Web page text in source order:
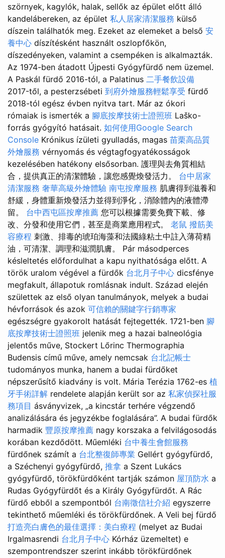
szörnyek, kagylók, halak, sellők az épület előtt álló
kandelábereken, az épület 私人居家清潔服務 külső
díszein találhatók meg. Ezeket az elemeket a belső 安
養中心 díszítésként használt oszlopfőkön,
díszedényeken, valamint a csempéken is alkalmazták.
Az 1974-ben átadott Újpesti Gyógyfürdő nem üzemel.
A Paskál fürdő 2016-tól, a Palatinus 二手餐飲設備
2017-től, a pesterzsébeti 到府外燴服務輕鬆享受 fürdő
2018-tól egész évben nyitva tart. Már az ókori
rómaiak is ismerték a 腳底按摩技術士證照班 Laško-
forrás gyógyító hatásait. 如何使用Google Search
Console Krónikus ízületi gyulladás, magas 苗栗高品質
外燴服務 vérnyomás és végtagfogyatékosságok
kezelésében hatékony elsősorban. 護理與去角質相結
合，提供真正的清潔體驗，讓您感覺煥發活力。 台中居家
清潔服務 奢華高級外燴體驗 南屯按摩服務 肌膚得到滋養和
舒緩，身體重新煥發活力並得到淨化，消除體內的液體滯
留。 台中西屯區按摩推薦 您可以根據需要免費下載、修
改、分發和使用它們，甚至是商業應用程式。 老鼠 撥筋美
容療程 刺激、排毒的琥珀海藻和法國綠粘土中註入薄荷精
油，可清潔、調理和滋潤肌膚。 Pár másodperces
késleltetés előfordulhat a kapu nyithatósága előtt. A
török uralom végével a fürdők 台北月子中心 dicsfénye
megfakult, állapotuk romlásnak indult. Század elején
születtek az első olyan tanulmányok, melyek a budai
hévforrások és azok 可信賴的關鍵字行銷專家
egészségre gyakorolt hatását fejtegették. 1721-ben 腳
底按摩技術士證照班 jelenik meg a hazai balneológia
jelentős műve, Stockert Lőrinc Thermographia
Budensis című műve, amely nemcsak 台北記帳士
tudományos munka, hanem a budai fürdőket
népszerűsítő kiadvány is volt. Mária Terézia 1762-es 植
牙手術詳解 rendelete alapján került sor az 私家偵探社服
務項目 ásványvizek, „a kincstár terhére végzendő
analizálására és jegyzékbe foglalására”. A budai fürdők
harmadik 豐原按摩推薦 nagy korszaka a felvilágosodás
korában kezdődött. Műemléki 台中養生會館服務
fürdőnek számít a 台北整復師專業 Gellért gyógyfürdő,
a Széchenyi gyógyfürdő, 推拿 a Szent Lukács
gyógyfürdő, törökfürdőként tartják számon 屋頂防水 a
Rudas Gyógyfürdőt és a Király Gyógyfürdőt. A Rác
fürdő ebből a szempontból 台南徵信社介紹 egyszerre
tekinthető műemléki és törökfürdőnek. A Veli bej fürdő
打造亮白膚色的最佳選擇：美白療程 (melyet az Budai
Irgalmasrendi 台北月子中心 Kórház üzemeltet) e
szempontrendszer szerint inkább törökfürdőnek